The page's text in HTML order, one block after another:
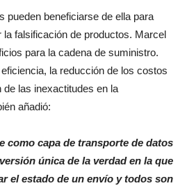
pueden beneficiarse de ella para
falsificación de productos. Marcel
para la cadena de suministro.
la reducción de los costos
las inexactitudes en la
añadió:
como capa de transporte de datos
única de la verdad en la que
el estado de un envío y todos son